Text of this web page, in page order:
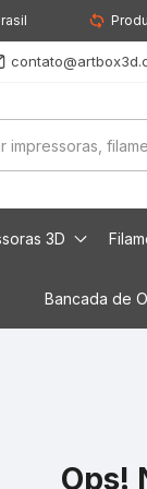
3D
Bancada de
Ops!